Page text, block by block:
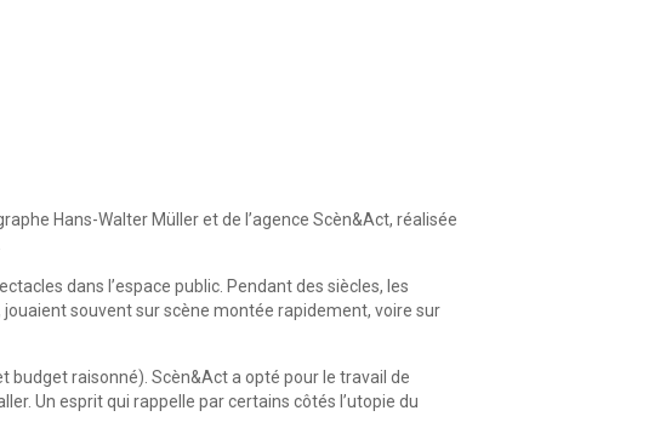
Hans-Walter Müller et de l’agence Scèn&Act, réalisée
dans l’espace public. Pendant des siècles, les
souvent sur scène montée rapidement, voire sur
budget raisonné). Scèn&Act a opté pour le travail de
Un esprit qui rappelle par certains côtés l’utopie du